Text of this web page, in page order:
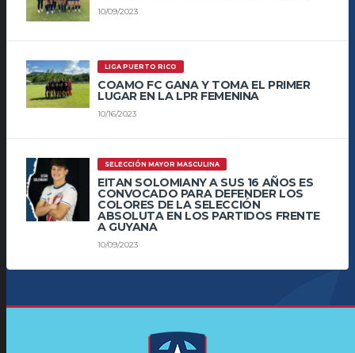
10/09/2023
LIGA PUERTO RICO
COAMO FC GANA Y TOMA EL PRIMER
LUGAR EN LA LPR FEMENINA
10/16/2023
SELECCIÓN MAYOR MASCULINA
EITAN SOLOMIANY A SUS 16 AÑOS ES
CONVOCADO PARA DEFENDER LOS
COLORES DE LA SELECCIÓN
ABSOLUTA EN LOS PARTIDOS FRENTE
A GUYANA
10/09/2023